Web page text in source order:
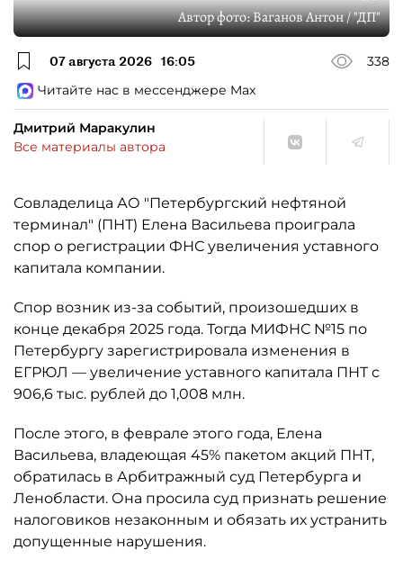
Автор фото:Ваганов Антон / "ДП"
07 августа 2026 16:05
338
Читайте нас в мессенджере Max
Дмитрий Маракулин
Все материалы автора
Совладелица АО "Петербургский нефтяной
терминал" (ПНТ) Елена Васильева проиграла
спор о регистрации ФНС увеличения уставного
капитала компании.
Спор возник из-за событий, произошедших в
конце декабря 2025 года. Тогда МИФНС №15 по
Петербургу зарегистрировала изменения в
ЕГРЮЛ — увеличение уставного капитала ПНТ с
906,6 тыс. рублей до 1,008 млн.
После этого, в феврале этого года, Елена
Васильева, владеющая 45% пакетом акций ПНТ,
обратилась в Арбитражный суд Петербурга и
Ленобласти. Она просила суд признать решение
налоговиков незаконным и обязать их устранить
допущенные нарушения.